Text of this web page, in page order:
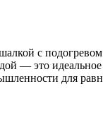
с
— это идеальное
для